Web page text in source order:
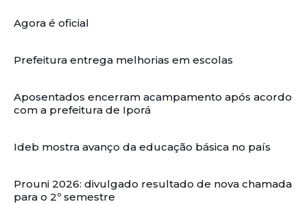
Agora é oficial
Prefeitura entrega melhorias em escolas
Aposentados encerram acampamento após acordo
com a prefeitura de Iporá
Ideb mostra avanço da educação básica no país
Prouni 2026: divulgado resultado de nova chamada
para o 2º semestre